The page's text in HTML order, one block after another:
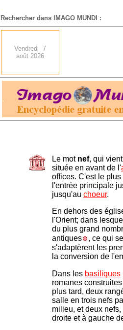
-
Rechercher dans IMAGO MUNDI :
Vendredi 7
août 2026
.
Le mot nef, qui
située en avant de l'
offices. C'est le
l'entrée principale
jusqu'au choeur.
En dehors des
l'Orient; dans
du plus grand
antiques
, ce qui
s'adaptèrent les
la conversion de
Dans les basiliques
romanes
plus tard, deux
salle en trois nefs
milieu, et deux
droite et à gauche